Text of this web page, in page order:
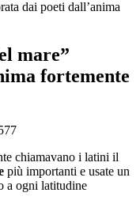
mare”
fortemente
chiamavano i latini il
più importanti e usate un
a ogni latitudine